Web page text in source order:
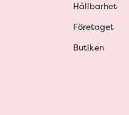
Hållbarhet
Företaget
Butiken